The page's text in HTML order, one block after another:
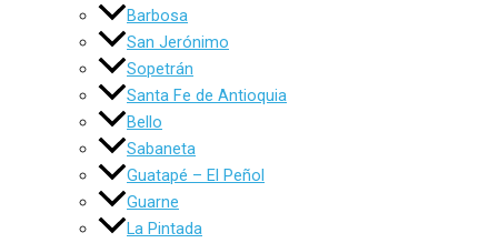
Barbosa
San Jerónimo
Sopetrán
Santa Fe de Antioquia
Bello
Sabaneta
Guatapé – El Peñol
Guarne
La Pintada